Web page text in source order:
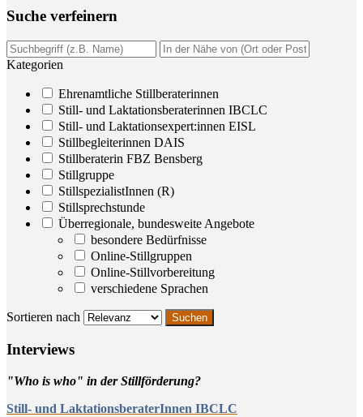
Suche ver­fei­nern
Kategorien
Ehrenamtliche Stillberaterinnen
Still- und Laktationsberaterinnen IBCLC
Still- und Laktationsexpert:innen EISL
Stillbegleiterinnen DAIS
Stillberaterin FBZ Bensberg
Stillgruppe
StillspezialistInnen (R)
Stillsprechstunde
Überregionale, bundesweite Angebote
besondere Bedürfnisse
Online-Stillgruppen
Online-Stillvorbereitung
verschiedene Sprachen
Sortieren nach
Inter­views
"Who is who" in der Stillförderung?
Still- und LaktationsberaterInnen IBCLC